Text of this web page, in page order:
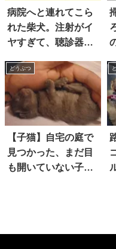
病院へと連れてこら
れた柴犬。注射がイ
ヤすぎて、聴診器を
に『痛そうな表情』
を浮かべてしま
う…！！
どうぶつ
【子猫】自宅の庭で
見つかった、まだ目
も開いていない子